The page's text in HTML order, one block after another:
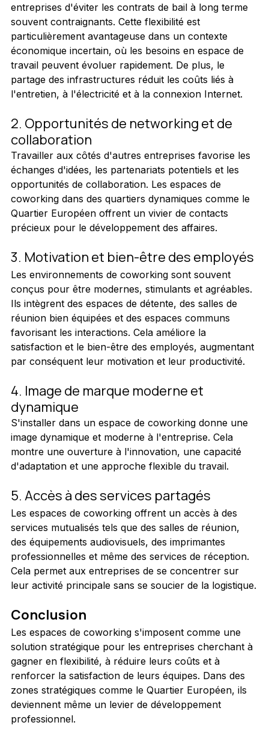
entreprises d'éviter les contrats de bail à long terme
souvent contraignants. Cette flexibilité est
particulièrement avantageuse dans un contexte
économique incertain, où les besoins en espace de
travail peuvent évoluer rapidement. De plus, le
partage des infrastructures réduit les coûts liés à
l'entretien, à l'électricité et à la connexion Internet.
2. Opportunités de networking et de
collaboration
Travailler aux côtés d'autres entreprises favorise les
échanges d'idées, les partenariats potentiels et les
opportunités de collaboration. Les espaces de
coworking dans des quartiers dynamiques comme le
Quartier Européen offrent un vivier de contacts
précieux pour le développement des affaires.
3. Motivation et bien-être des employés
Les environnements de coworking sont souvent
conçus pour être modernes, stimulants et agréables.
Ils intègrent des espaces de détente, des salles de
réunion bien équipées et des espaces communs
favorisant les interactions. Cela améliore la
satisfaction et le bien-être des employés, augmentant
par conséquent leur motivation et leur productivité.
4. Image de marque moderne et
dynamique
S'installer dans un espace de coworking donne une
image dynamique et moderne à l'entreprise. Cela
montre une ouverture à l'innovation, une capacité
d'adaptation et une approche flexible du travail.
5. Accès à des services partagés
Les espaces de coworking offrent un accès à des
services mutualisés tels que des salles de réunion,
des équipements audiovisuels, des imprimantes
professionnelles et même des services de réception.
Cela permet aux entreprises de se concentrer sur
leur activité principale sans se soucier de la logistique.
Conclusion
Les espaces de coworking s'imposent comme une
solution stratégique pour les entreprises cherchant à
gagner en flexibilité, à réduire leurs coûts et à
renforcer la satisfaction de leurs équipes. Dans des
zones stratégiques comme le Quartier Européen, ils
deviennent même un levier de développement
professionnel.